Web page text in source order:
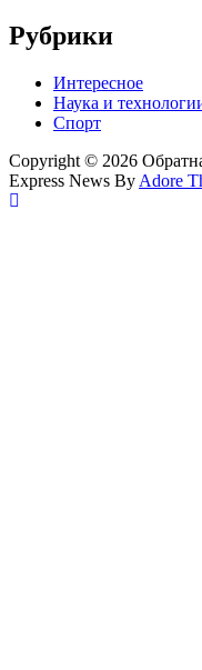
Рубрики
Интересное
Наука и
Спорт
Copyright © 2026
Express News By Adore